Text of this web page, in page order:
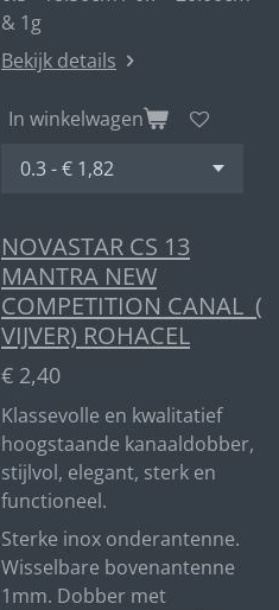
& 1g
Bekijk details
In winkelwagen
NOVASTAR CS 13
MANTRA NEW
COMPETITION CANAL (
VIJVER) ROHACEL
€ 2,40
Klassevolle en kwalitatief
hoogstaande kanaaldobber,
stijlvol, elegant, sterk en
functioneel.
Sterke inox onderantenne.
Wisselbare bovenantenne
1mm. Dobber met